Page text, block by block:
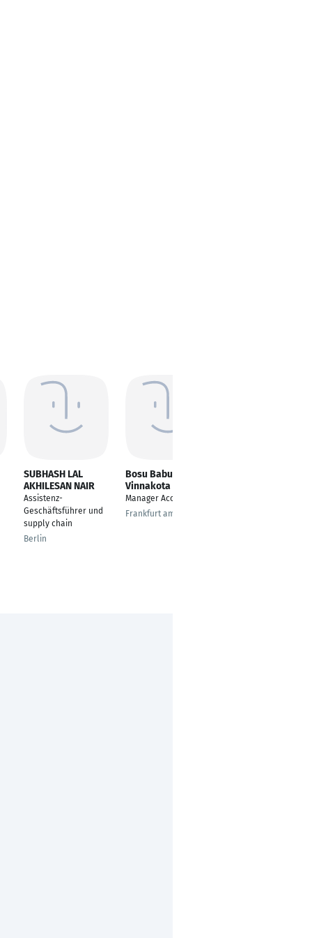
SUBHASH LAL
AKHILESAN NAIR
Assistenz-
Geschäftsführer und
supply chain
Berlin
Bosu Babu
Vinnakota
Manager Accounts
Frankfurt am Main